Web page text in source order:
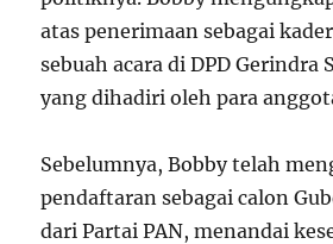
atas penerimaan sebagai
sebuah acara di DPD Gerindra
yang dihadiri oleh para
Sebelumnya, Bobby telah
pendaftaran sebagai calon
dari Partai PAN, menandai